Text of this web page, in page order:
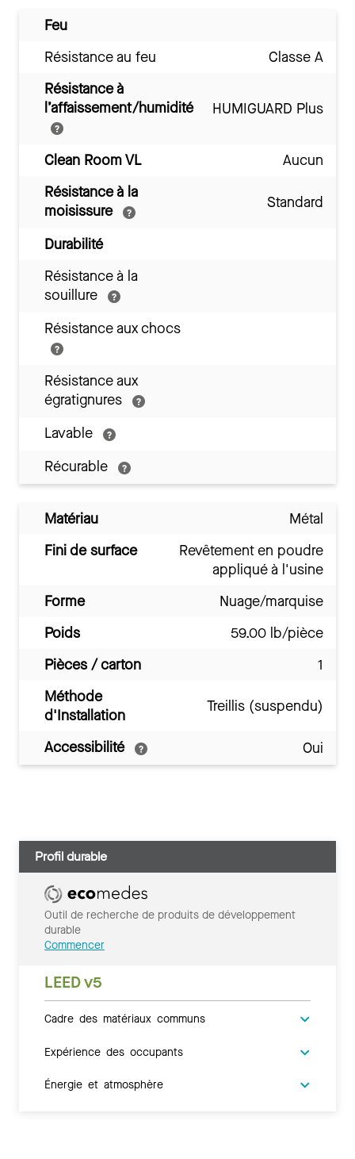
Feu
Résistance au feu
Classe A
Résistance à
l’affaissement/humidité
HUMIGUARD Plus
Clean Room VL
Aucun
Résistance à la
moisissure
Standard
Durabilité
Résistance à la
souillure
Résistance aux chocs
Résistance aux
égratignures
Lavable
Récurable
Matériau
Métal
Fini de surface
Revêtement en poudre
appliqué à l'usine
Forme
Nuage/marquise
Poids
59.00 lb/pièce
Pièces / carton
1
Méthode
d'Installation
Treillis (suspendu)
Accessibilité Oui
Profil durable
Outil de recherche de produits de développement
durable
Commencer
LEED v5
Cadre des matériaux communs
Expérience des occupants
Énergie et atmosphère